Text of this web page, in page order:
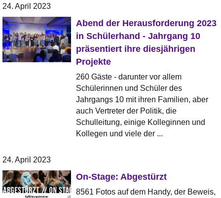
24. April 2023
Abend der Herausforderung 2023
in Schülerhand - Jahrgang 10
präsentiert ihre diesjährigen
Projekte
260 Gäste - darunter vor allem
Schülerinnen und Schüler des
Jahrgangs 10 mit ihren Familien, aber
auch Vertreter der Politik, die
Schulleitung, einige Kolleginnen und
Kollegen und viele der ...
24. April 2023
On-Stage: Abgestürzt
8561 Fotos auf dem Handy, der Beweis,